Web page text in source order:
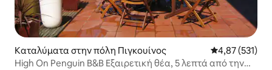
Καταλύματα στην πόλη Πιγκουίνος Μέση
4,87 (531)
High On Penguin B&B Εξαιρετική θέα, 5 λεπτά από την